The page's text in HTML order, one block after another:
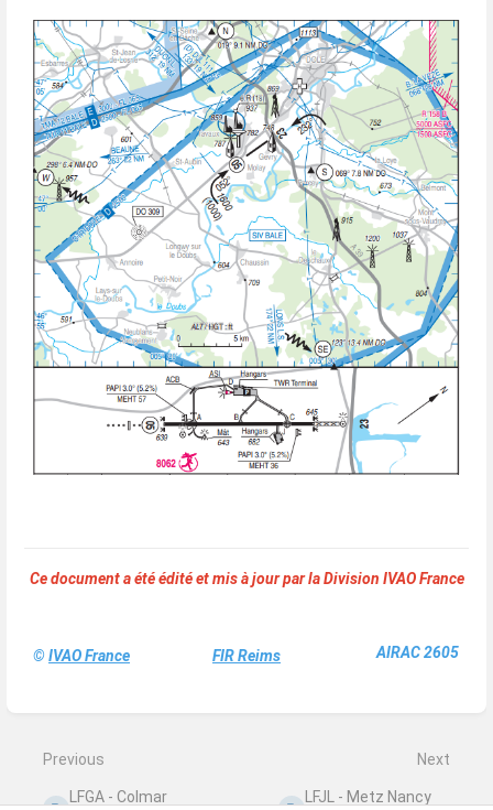
Ce document a été édité et mis à jour par la Division IVAO France
© IVAO France FIR Reims AIRAC 2605
mode
Previous
LFGA - Colmar
Next
LFJL - Metz Nancy